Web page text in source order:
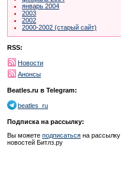
январь 2004
2003
2002
2000-2002 (старый сайт)
RSS:
Новости
Анонсы
Beatles.ru в Telegram:
beatles_ru
Подписка на рассылку:
Вы можете подписаться на рассылку
новостей Битлз.ру